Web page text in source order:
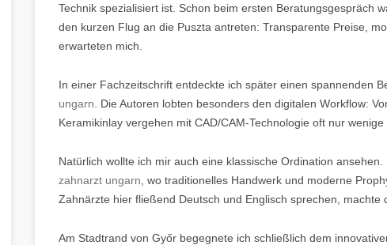
Technik spezialisiert ist. Schon beim ersten Beratungsgespräch
den kurzen Flug an die Puszta antreten: Transparente Preise,
erwarteten mich.
In einer Fachzeitschrift entdeckte ich später einen spannenden
ungarn . Die Autoren lobten besonders den digitalen Workflow:
Keramikinlay vergehen mit CAD/CAM-Technologie oft nur wenige
Natürlich wollte ich mir auch eine klassische Ordination
zahnarzt ungarn , wo traditionelles Handwerk und moderne
Zahnärzte hier fließend Deutsch und Englisch sprechen, machte
Am Stadtrand von Győr begegnete ich schließlich dem